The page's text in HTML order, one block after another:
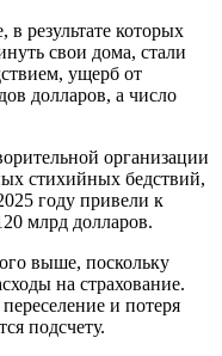
результате которых
свои дома, стали
ущерб от
долларов, а число
организации
стихийных бедствий,
году привели к
млрд долларов.
выше, поскольку
на страхование.
и потеря
подсчету.